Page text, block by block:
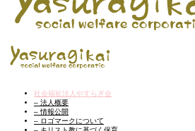
社会福祉法人やすらぎ会
– 法人概要
– 情報公開
– ロゴマークについて